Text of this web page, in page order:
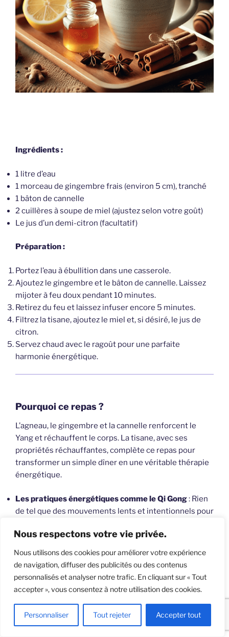
Nous respectons votre vie privée.
Nous utilisons des cookies pour améliorer votre expérience
de navigation, diffuser des publicités ou des contenus
personnalisés et analyser notre trafic. En cliquant sur « Tout
accepter », vous consentez à notre utilisation des cookies.
Personnaliser Tout rejeter Accepter tout
Ingrédients :
1 litre d’eau
1 morceau de gingembre frais (environ 5 cm), tranché
1 bâton de cannelle
2 cuillères à soupe de miel (ajustez selon votre goût)
Le jus d’un demi-citron (facultatif)
Préparation :
Portez l’eau à ébullition dans une casserole.
Ajoutez le gingembre et le bâton de cannelle. Laissez
mijoter à feu doux pendant 10 minutes.
Retirez du feu et laissez infuser encore 5 minutes.
Filtrez la tisane, ajoutez le miel et, si désiré, le jus de
citron.
Servez chaud avec le ragoût pour une parfaite
harmonie énergétique.
Pourquoi ce repas ?
L’agneau, le gingembre et la cannelle renforcent le
Yang et réchauffent le corps. La tisane, avec ses
propriétés réchauffantes, complète ce repas pour
transformer un simple dîner en une véritable thérapie
énergétique.
Les pratiques énergétiques comme le Qi Gong: Rien
de tel que des mouvements lents et intentionnels pour
et recharger votre réservoir de Yang.
Forme de Qi Gong : « Renforcer l’énergie
des reins et recharger le Yang »
Pour stimuler la circulation énergétique, renforcer les
reins et recharger le Yang, une excellente pratique est
le« Ba Duan Jin »(les Huit Pièces de Brocart). Parmi les
huit exercices, l’un d’entre eux se concentre
particulièrement sur les reins et l’énergie Yang.